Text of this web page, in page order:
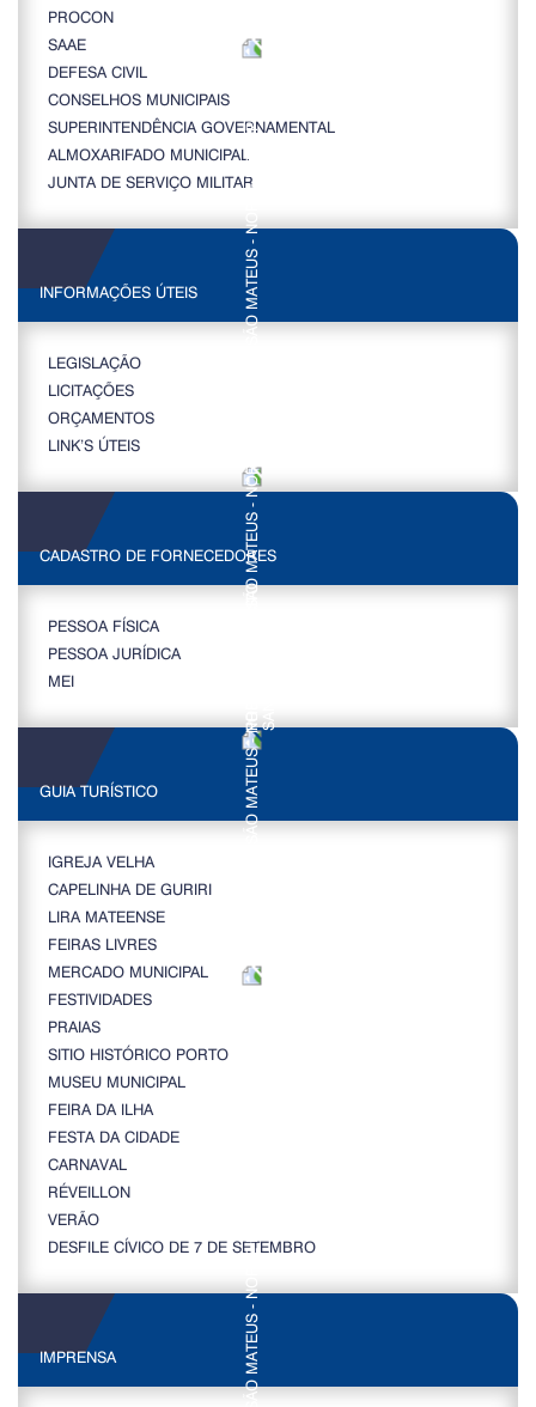
PROCON
SAAE
DEFESA CIVIL
CONSELHOS MUNICIPAIS
SUPERINTENDÊNCIA GOVERNAMENTAL
ALMOXARIFADO MUNICIPAL
JUNTA DE SERVIÇO MILITAR
INFORMAÇÕES ÚTEIS
LEGISLAÇÃO
LICITAÇÕES
ORÇAMENTOS
LINK’S ÚTEIS
CADASTRO DE FORNECEDORES
PESSOA FÍSICA
PESSOA JURÍDICA
MEI
GUIA TURÍSTICO
IGREJA VELHA
CAPELINHA DE GURIRI
LIRA MATEENSE
FEIRAS LIVRES
MERCADO MUNICIPAL
FESTIVIDADES
PRAIAS
SITIO HISTÓRICO PORTO
MUSEU MUNICIPAL
FEIRA DA ILHA
FESTA DA CIDADE
CARNAVAL
RÉVEILLON
VERÃO
DESFILE CÍVICO DE 7 DE SETEMBRO
IMPRENSA